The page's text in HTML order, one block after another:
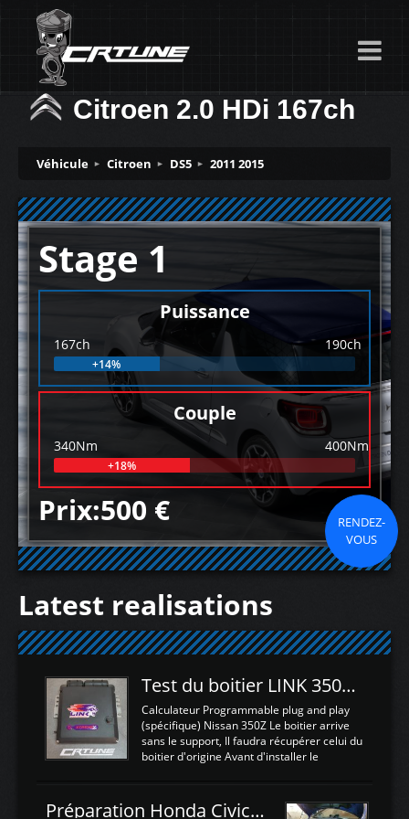
Citroen 2.0 HDi 167ch
Véhicule Citroen DS5 2011 2015
Stage 1
Puissance
167ch 190ch
+14%
Couple
340Nm 400Nm
+18%
Prix:500 €
RENDEZ-
VOUS
Latest realisations
Test du boitier LINK 350Z Plugin ECU
Calculateur Programmable plug and play
(spécifique) Nissan 350Z Le boitier arrive
sans le support, Il faudra récupérer celui du
boitier d'origine Avant d'installer le
d'envoyer l'information de la large bande
Préparation Honda Civic Type R FK2